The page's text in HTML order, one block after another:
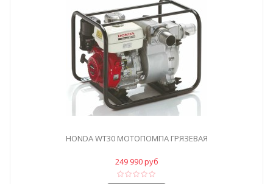
HONDA WT30 МОТОПОМПА ГРЯЗЕВАЯ
249 990 руб